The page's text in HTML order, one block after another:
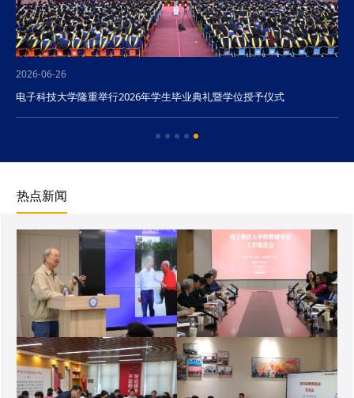
2026-06-26
电子科技大学隆重举行2026年学生毕业典礼暨学位授予仪式
热点新闻